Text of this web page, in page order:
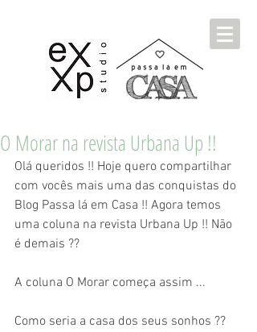
O Morar na revista Urbana Up !!
Olá queridos !! Hoje quero compartilhar
com vocês mais uma das conquistas do
Blog Passa lá em Casa !! Agora temos
uma coluna na revista Urbana Up !! Não
é demais ??
A coluna O Morar começa assim ...
Como seria a casa dos seus sonhos ??